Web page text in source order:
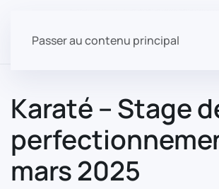
Passer au contenu principal
Karaté – Stage
mars 2025